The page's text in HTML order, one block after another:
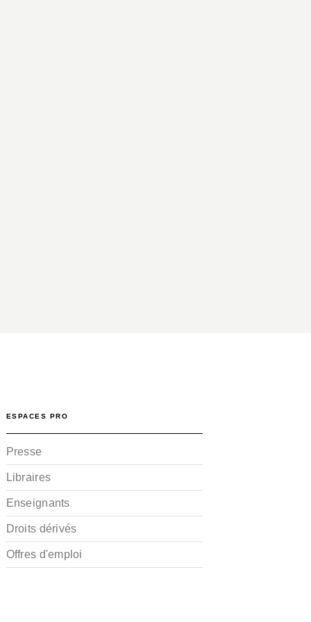
ESPACES PRO
Presse
Libraires
Enseignants
Droits dérivés
Offres d'emploi